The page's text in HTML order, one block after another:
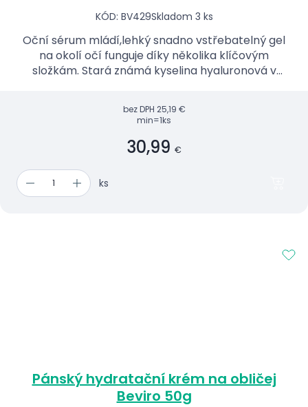
KÓD: BV429Skladom 3 ks
Oční sérum mládí,lehký snadno vstřebatelný gel
na okolí očí funguje díky několika klíčovým
složkám. Stará známá kyselina hyaluronová v
bez DPH 25,19 €
min=1ks
30,99 €
ks
Pánský hydratační krém na obličej
Beviro 50g